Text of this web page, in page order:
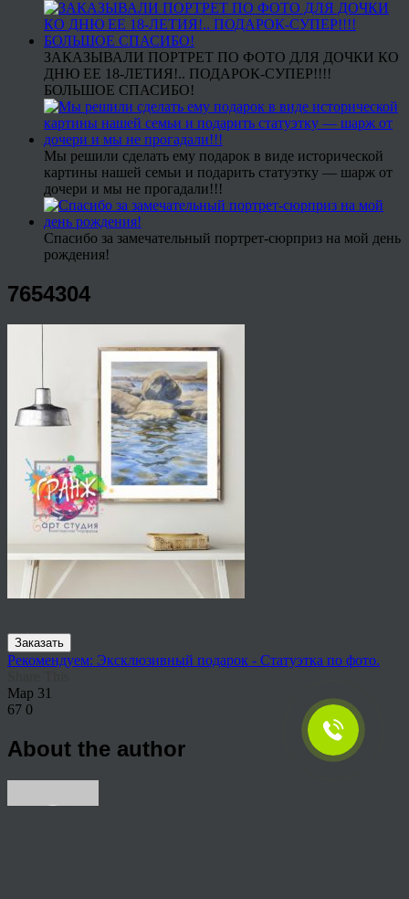
ЗАКАЗЫВАЛИ ПОРТРЕТ ПО ФОТО ДЛЯ ДОЧКИ КО
ДНЮ ЕЕ 18-ЛЕТИЯ!.. ПОДАРОК-СУПЕР!!!!
БОЛЬШОЕ СПАСИБО!
Мы решили сделать ему подарок в виде исторической
картины нашей семьи и подарить статуэтку — шарж от
дочери и мы не прогадали!!!
Спасибо за замечательный портрет-сюрприз на мой день
рождения!
7654304
Заказать
Рекомендуем: Эксклюзивный подарок - Статуэтка по фото.
Мар 31
67 0
About the author